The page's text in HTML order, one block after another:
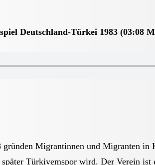
Deutschland-Türkei 1983 (03:08
gründen Migrantinnen und Mi­granten in
Türkiyemspor wird. Der Verein